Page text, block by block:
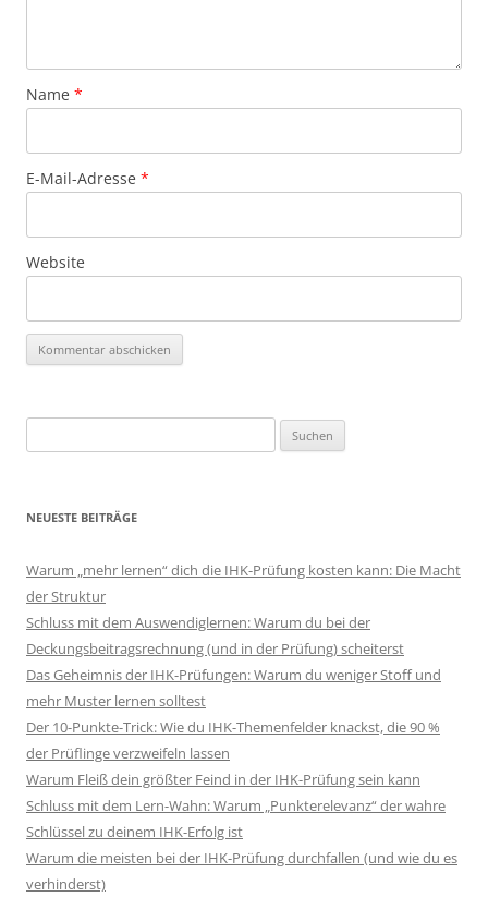
Name *
E-Mail-Adresse *
Website
nach:
NEUESTE BEITRÄGE
Warum „mehr lernen“ dich die IHK-Prüfung kosten kann: Die Macht
der Struktur
Schluss mit dem Auswendiglernen: Warum du bei der
Deckungsbeitragsrechnung (und in der Prüfung) scheiterst
Das Geheimnis der IHK-Prüfungen: Warum du weniger Stoff und
mehr Muster lernen solltest
Der 10-Punkte-Trick: Wie du IHK-Themenfelder knackst, die 90 %
der Prüflinge verzweifeln lassen
Warum Fleiß dein größter Feind in der IHK-Prüfung sein kann
Schluss mit dem Lern-Wahn: Warum „Punkterelevanz“ der wahre
Schlüssel zu deinem IHK-Erfolg ist
Warum die meisten bei der IHK-Prüfung durchfallen (und wie du es
verhinderst)